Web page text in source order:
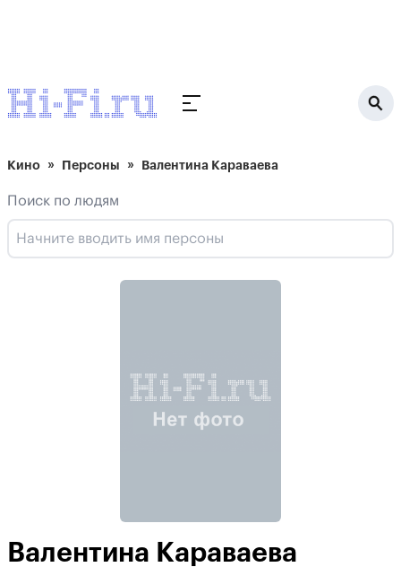
Кино Персоны Валентина Караваева
Поиск по людям
Валентина Караваева